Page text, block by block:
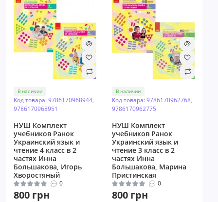
В наличии
Код товара: 9786170968944,
9786170968951
НУШ Комплект
учебников Ранок
Украинский язык и
чтение 4 класс в 2
частях Инна
Большакова, Игорь
Хворостяный
0
800 грн
В наличии
Код товара: 9786170962768,
9786170962775
НУШ Комплект
учебников Ранок
Украинский язык и
чтение 3 класс в 2
частях Инна
Большакова, Марина
Пристинская
0
800 грн